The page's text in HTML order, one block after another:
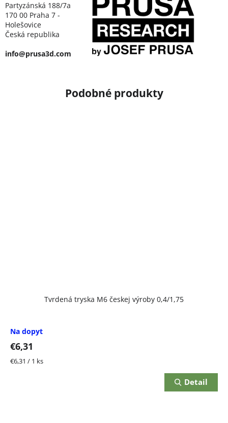
Tvrdená tryska M6 českej výroby 0,4/1,75
Na dopyt
€6,31
Jednotková
€6,31 / 1 ks
Detail
Partyzánská 188/7a
170 00 Praha 7 -
Holešovice
Česká republika
info@prusa3d.com